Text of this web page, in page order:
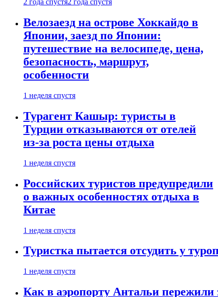
2 года спустя2 года спустя
Велозаезд на острове Хоккайдо в
Японии, заезд по Японии:
путешествие на велосипеде, цена,
безопасность, маршрут,
особенности
1 неделя спустя
Турагент Кашыр: туристы в
Турции отказываются от отелей
из-за роста цены отдыха
1 неделя спустя
Российских туристов предупредили
о важных особенностях отдыха в
Китае
1 неделя спустя
Туристка пытается отсудить у
1 неделя спустя
Как в аэропорту Антальи